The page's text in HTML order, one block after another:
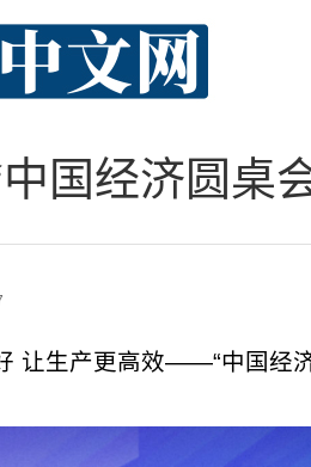
国经济圆桌
让生产更高效——“中国经